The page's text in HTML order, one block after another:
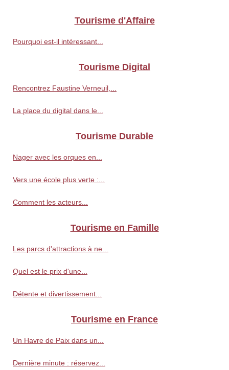
Tourisme d'Affaire
Pourquoi est-il intéressant...
Tourisme Digital
Rencontrez Faustine Verneuil,...
La place du digital dans le...
Tourisme Durable
Nager avec les orques en...
Vers une école plus verte :...
Comment les acteurs...
Tourisme en Famille
Les parcs d'attractions à ne...
Quel est le prix d'une...
Détente et divertissement...
Tourisme en France
Un Havre de Paix dans un...
Dernière minute : réservez...